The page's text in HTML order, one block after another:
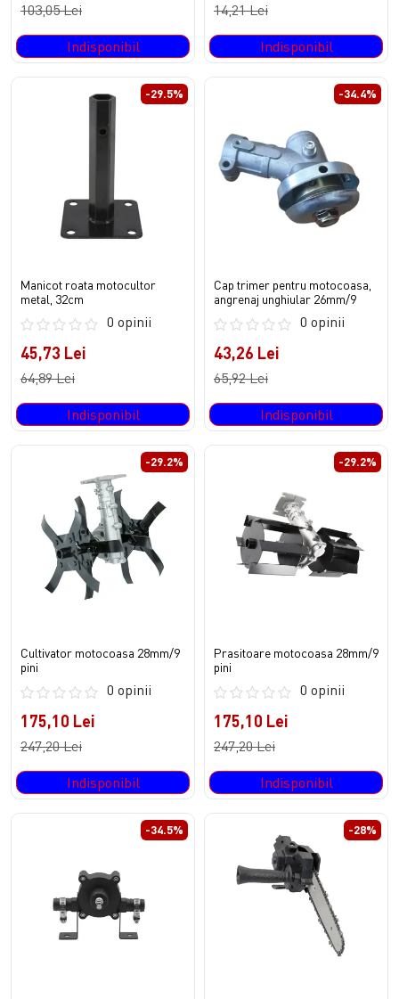
103,05 Lei
Indisponibil
14,21 Lei
Indisponibil
-29.5%
Manicot roata motocultor
metal, 32cm
0 opinii
45,73 Lei
64,89 Lei
Indisponibil
-34.4%
Cap trimer pentru motocoasa,
angrenaj unghiular 26mm/9
0 opinii
43,26 Lei
65,92 Lei
Indisponibil
-29.2%
Cultivator motocoasa 28mm/9
pini
0 opinii
175,10 Lei
247,20 Lei
Indisponibil
-29.2%
Prasitoare motocoasa 28mm/9
pini
0 opinii
175,10 Lei
247,20 Lei
Indisponibil
-34.5% -28%